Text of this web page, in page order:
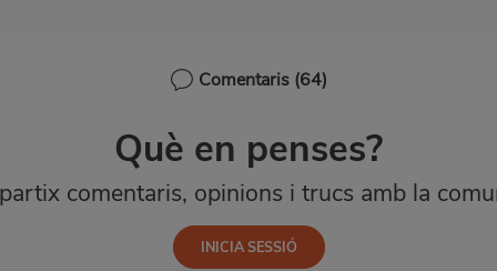
Comentaris (64)
Què en penses?
comentaris, opinions i trucs amb la